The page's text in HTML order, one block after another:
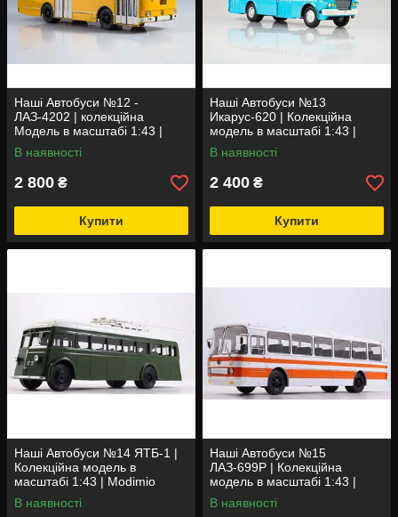
Наші Автобуси №12 -
ЛАЗ-4202 | колекційна
Модель в масштабі 1:43 |
Modimio
В наявності
2 800 ₴
Купити
Наші Автобуси №13
Икарус-620 | Колекційна
модель в масштабі 1:43 |
Modimio
В наявності
2 400 ₴
Купити
Наші Автобуси №14 ЯТБ-1 |
Колекційна модель в
масштабі 1:43 | Modimio
В наявності
Наші Автобуси №15
ЛАЗ-699Р | Колекційна
модель в масштабі 1:43 |
Modimio
В наявності